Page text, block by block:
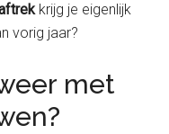
krijg je eigenlijk
vorig jaar?
met